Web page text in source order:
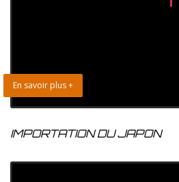
En savoir plus +
IMPORTATION DU JAPON